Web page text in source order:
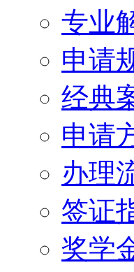
专业
申请
经典
申请
办理
签证
奖学